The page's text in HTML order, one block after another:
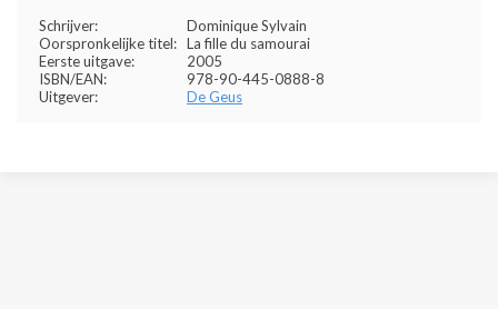
Schrijver:
Dominique Sylvain
Oorspronkelijke titel: La fille du samourai
Eerste uitgave:
2005
ISBN/EAN:
978-90-445-0888-8
Uitgever:
De Geus